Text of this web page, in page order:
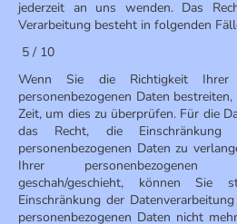
jederzeit an uns wenden. Das
Verarbeitung besteht in folgenden
5 / 10
Wenn Sie die Richtigkeit Ihrer
personenbezogenen Daten
Zeit, um dies zu überprüfen. Für die
das Recht, die Einschränkung
personenbezogenen Daten zu
Ihrer personenbezogenen
geschah/geschieht, können
Einschränkung der
personenbezogenen Daten nicht